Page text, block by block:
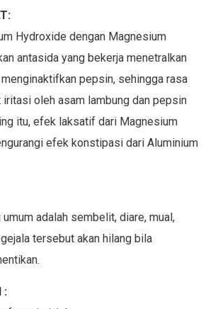
Hydroxide dengan Magnesium
antasida yang bekerja menetralkan
pepsin, sehingga rasa
iritasi oleh asam lambung dan pepsin
itu, efek laksatif dari Magnesium
efek konstipasi dari Aluminium
adalah sembelit, diare, mual,
tersebut akan hilang bila
: